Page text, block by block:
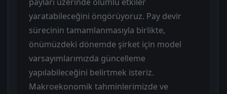
yaratabileceğini öngörüyoruz. Pay devir
sürecinin tamamlanmasıyla birlikte,
önümüzdeki dönemde şirket için model
varsayımlarımızda güncelleme
yapılabileceğini belirtmek isteriz.
Makroekonomik tahminlerimizde ve